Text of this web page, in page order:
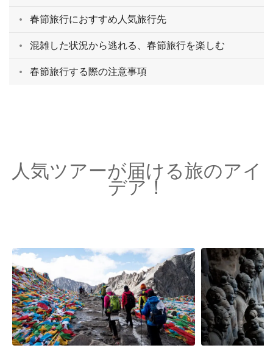
春節旅行におすすめ人気旅行先
混雑した状況から逃れる、春節旅行を楽しむ
春節旅行する際の注意事項
人気ツアーが届ける旅のアイ
デア！